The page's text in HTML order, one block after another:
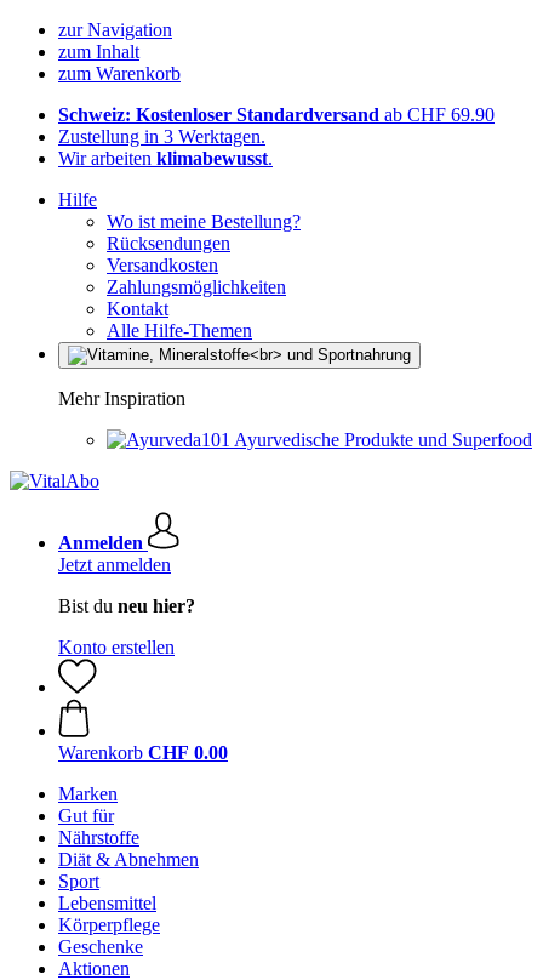
zur Navigation
zum Inhalt
zum Warenkorb
Schweiz: Kostenloser Standardversand ab CHF 69.90
Zustellung in 3 Werktagen.
Wir arbeiten klimabewusst.
Hilfe
Wo ist meine Bestellung?
Rücksendungen
Versandkosten
Zahlungsmöglichkeiten
Kontakt
Alle Hilfe-Themen
Mehr Inspiration
Ayurvedische Produkte und Superfood
Anmelden
Jetzt anmelden
Bist du neu hier?
Konto erstellen
Warenkorb CHF 0.00
Marken
Gut für
Nährstoffe
Diät & Abnehmen
Sport
Lebensmittel
Körperpflege
Geschenke
Aktionen